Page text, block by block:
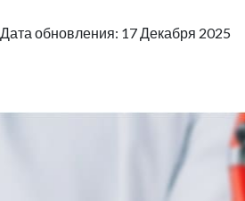
Дата обновления: 17 Декабря 2025